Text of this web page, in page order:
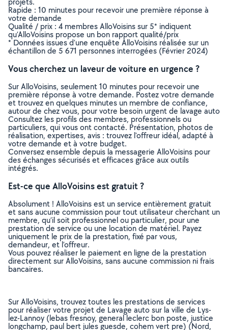
Rapide : 10 minutes pour recevoir une première réponse à
votre demande
Qualité / prix : 4 membres AlloVoisins sur 5* indiquent
qu’AlloVoisins propose un bon rapport qualité/prix
* Données issues d’une enquête AlloVoisins réalisée sur un
échantillon de 5 671 personnes interrogées (Février 2024)
Vous cherchez un laveur de voiture en urgence ?
Sur AlloVoisins, seulement 10 minutes pour recevoir une
première réponse à votre demande. Postez votre demande
et trouvez en quelques minutes un membre de confiance,
autour de chez vous, pour votre besoin urgent de lavage auto
Consultez les profils des membres, professionnels ou
particuliers, qui vous ont contacté. Présentation, photos de
réalisation, expertises, avis : trouvez l'offreur idéal, adapté à
votre demande et à votre budget.
Conversez ensemble depuis la messagerie AlloVoisins pour
des échanges sécurisés et efficaces grâce aux outils
intégrés.
Est-ce que AlloVoisins est gratuit ?
Absolument ! AlloVoisins est un service entièrement gratuit
et sans aucune commission pour tout utilisateur cherchant un
membre, qu’il soit professionnel ou particulier, pour une
prestation de service ou une location de matériel. Payez
uniquement le prix de la prestation, fixé par vous,
demandeur, et l’offreur.
Vous pouvez réaliser le paiement en ligne de la prestation
directement sur AlloVoisins, sans aucune commission ni frais
bancaires.
Sur AlloVoisins, trouvez toutes les prestations de services
pour réaliser votre projet de Lavage auto sur la ville de Lys-
lez-Lannoy (lebas fresnoy, general leclerc bon poste, justice
longchamp, paul bert jules guesde, cohem vert pre) (Nord,